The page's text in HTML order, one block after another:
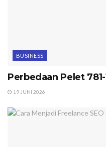
BUSINESS
Perbedaan Pelet 781-
19 JUNI 2026